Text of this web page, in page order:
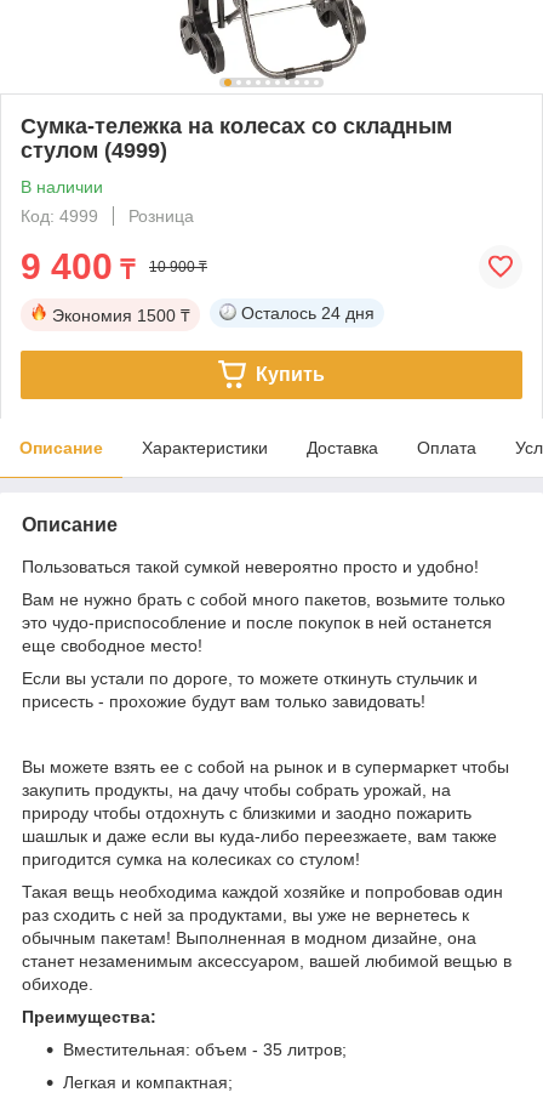
Сумка-тележка на колесах со складным
стулом (4999)
В наличии
Код: 4999
Розница
9 400 ₸ 10 900 ₸
Экономия 1500 ₸ Осталось 24 дня
Купить
Описание Характеристики Доставка Оплата
Описание
Пользоваться такой сумкой невероятно просто и удобно!
Вам не нужно брать с собой много пакетов, возьмите только
это чудо-приспособление и после покупок в ней останется
еще свободное место!
Если вы устали по дороге, то можете откинуть стульчик и
присесть - прохожие будут вам только завидовать!
Вы можете взять ее с собой на рынок и в супермаркет чтобы
закупить продукты, на дачу чтобы собрать урожай, на
природу чтобы отдохнуть с близкими и заодно пожарить
шашлык и даже если вы куда-либо переезжаете, вам также
пригодится сумка на колесиках со стулом!
Такая вещь необходима каждой хозяйке и попробовав один
раз сходить с ней за продуктами, вы уже не вернетесь к
обычным пакетам! Выполненная в модном дизайне, она
станет незаменимым аксессуаром, вашей любимой вещью в
обиходе.
Преимущества:
Вместительная: объем - 35 литров;
Легкая и компактная;